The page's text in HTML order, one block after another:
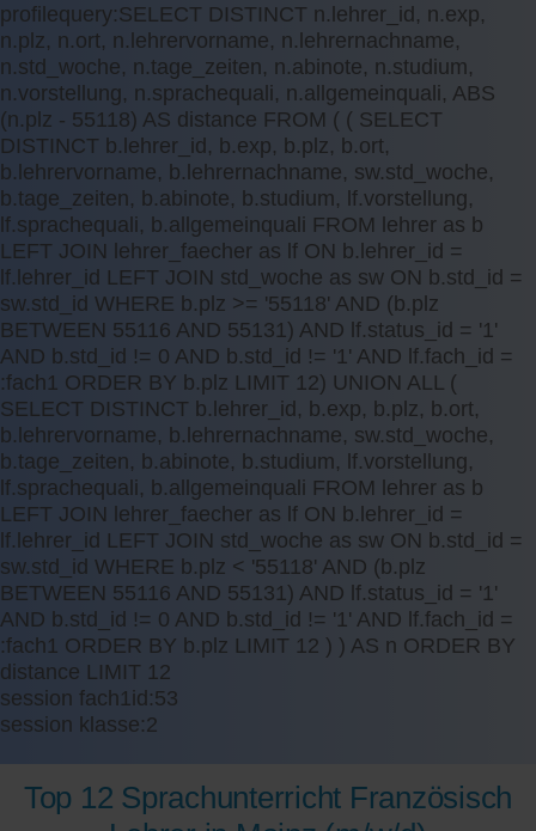
profilequery:SELECT DISTINCT n.lehrer_id, n.exp,
n.plz, n.ort, n.lehrervorname, n.lehrernachname,
n.std_woche, n.tage_zeiten, n.abinote, n.studium,
n.vorstellung, n.sprachequali, n.allgemeinquali, ABS
(n.plz - 55118) AS distance FROM ( ( SELECT
DISTINCT b.lehrer_id, b.exp, b.plz, b.ort,
b.lehrervorname, b.lehrernachname, sw.std_woche,
b.tage_zeiten, b.abinote, b.studium, lf.vorstellung,
lf.sprachequali, b.allgemeinquali FROM lehrer as b
LEFT JOIN lehrer_faecher as lf ON b.lehrer_id =
lf.lehrer_id LEFT JOIN std_woche as sw ON b.std_id =
sw.std_id WHERE b.plz >= '55118' AND (b.plz
BETWEEN 55116 AND 55131) AND lf.status_id = '1'
AND b.std_id != 0 AND b.std_id != '1' AND lf.fach_id =
:fach1 ORDER BY b.plz LIMIT 12) UNION ALL (
SELECT DISTINCT b.lehrer_id, b.exp, b.plz, b.ort,
b.lehrervorname, b.lehrernachname, sw.std_woche,
b.tage_zeiten, b.abinote, b.studium, lf.vorstellung,
lf.sprachequali, b.allgemeinquali FROM lehrer as b
LEFT JOIN lehrer_faecher as lf ON b.lehrer_id =
lf.lehrer_id LEFT JOIN std_woche as sw ON b.std_id =
sw.std_id WHERE b.plz < '55118' AND (b.plz
BETWEEN 55116 AND 55131) AND lf.status_id = '1'
AND b.std_id != 0 AND b.std_id != '1' AND lf.fach_id =
:fach1 ORDER BY b.plz LIMIT 12 ) ) AS n ORDER BY
distance LIMIT 12
session fach1id:53
session klasse:2
Top 12 Sprachunterricht Französisch